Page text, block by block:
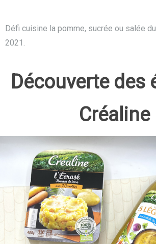
Défi cuisine la pomme, sucrée ou salée
2021.
Découverte des
Créaline